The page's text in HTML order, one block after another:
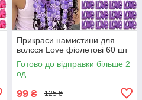
Прикраси намистини для
волсся Love фіолетові 60 шт
Готово до відправки більше 2
од.
99 ₴ 125 ₴